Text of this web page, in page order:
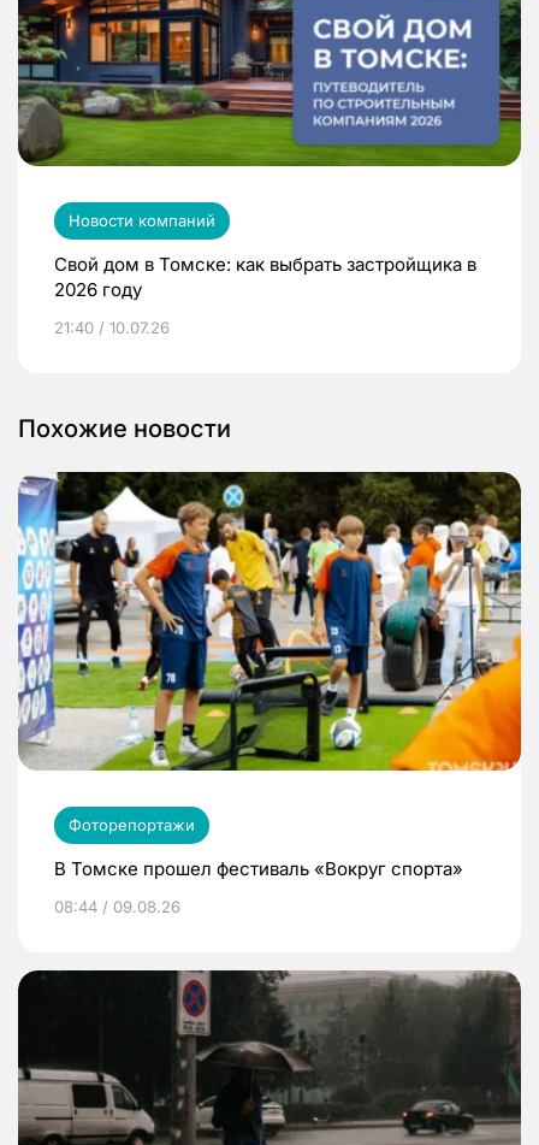
Новости компаний
Свой дом в Томске: как выбрать застройщика в
2026 году
21:40 / 10.07.26
Похожие новости
Фоторепортажи
В Томске прошел фестиваль «Вокруг спорта»
08:44 / 09.08.26